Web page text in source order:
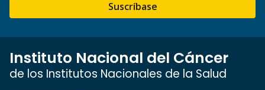
Suscríbase
Instituto Nacional del Cáncer
de los Institutos Nacionales de la Salud